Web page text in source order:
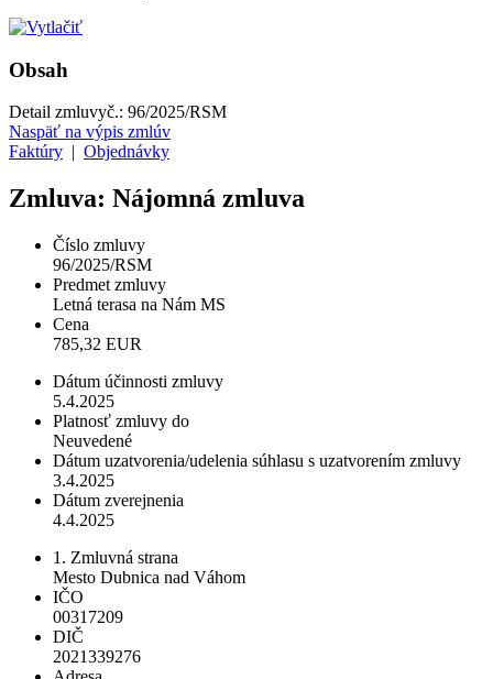
Obsah
Detail zmluvyč.: 96/2025/RSM
Naspäť na výpis zmlúv
Faktúry | Objednávky
Zmluva: Nájomná zmluva
Číslo zmluvy
96/2025/RSM
Predmet zmluvy
Letná terasa na Nám MS
Cena
785,32 EUR
Dátum účinnosti zmluvy
5.4.2025
Platnosť zmluvy do
Neuvedené
Dátum uzatvorenia/udelenia súhlasu s uzatvorením zmluvy
3.4.2025
Dátum zverejnenia
4.4.2025
1. Zmluvná strana
Mesto Dubnica nad Váhom
IČO
00317209
DIČ
2021339276